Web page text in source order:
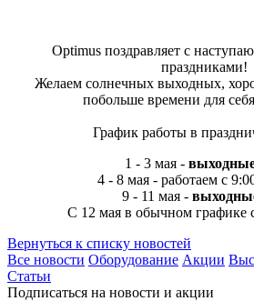
Optimus поздравляет с
праздниками!
Желаем солнечных выходных,
побольше времени для
График работы в
1 - 3 мая -
4 - 8 мая - работаем с
9 - 11 мая -
C 12 мая в обычном графике
Вернуться к списку новостей
Все новости Оборудование Акции
Статьи
Подписаться на новости и акции